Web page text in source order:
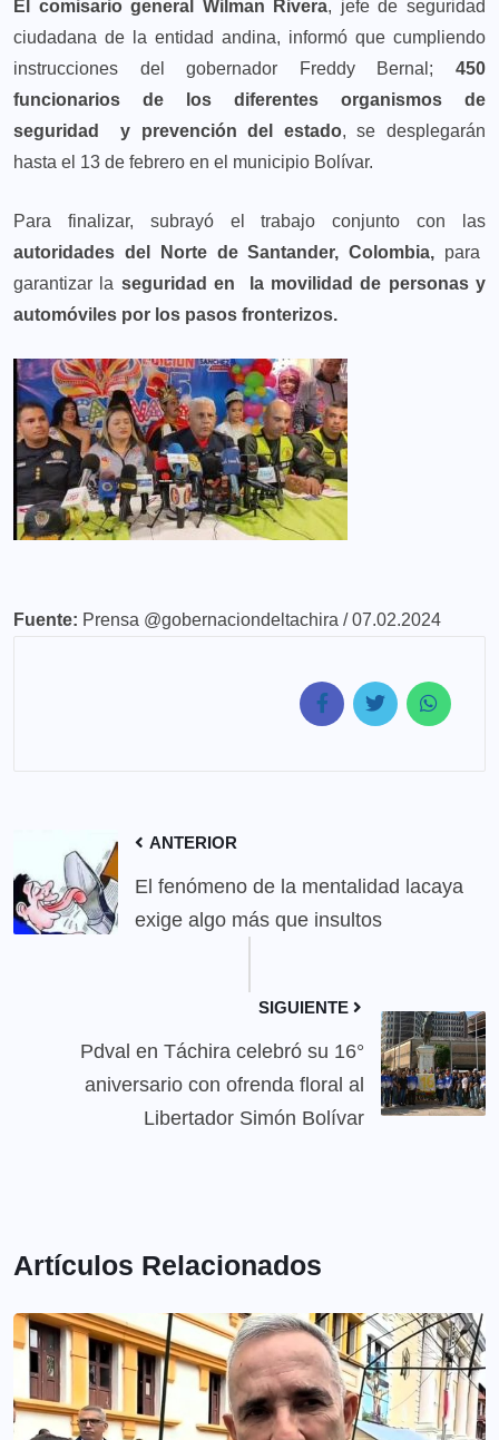
El comisario general Wilman Rivera, jefe de seguridad
ciudadana de la entidad andina, informó que cumpliendo
instrucciones del gobernador Freddy Bernal; 450
funcionarios de los diferentes organismos de
seguridad y prevención del estado, se desplegarán
hasta el 13 de febrero en el municipio Bolívar.
Para finalizar, subrayó el trabajo conjunto con las
autoridades del Norte de Santander, Colombia, para
garantizar la seguridad en la movilidad de personas y
automóviles por los pasos fronterizos.
Fuente: Prensa @gobernaciondeltachira / 07.02.2024
ANTERIOR
El fenómeno de la mentalidad lacaya
exige algo más que insultos
SIGUIENTE
Pdval en Táchira celebró su 16°
aniversario con ofrenda floral al
Libertador Simón Bolívar
Artículos Relacionados